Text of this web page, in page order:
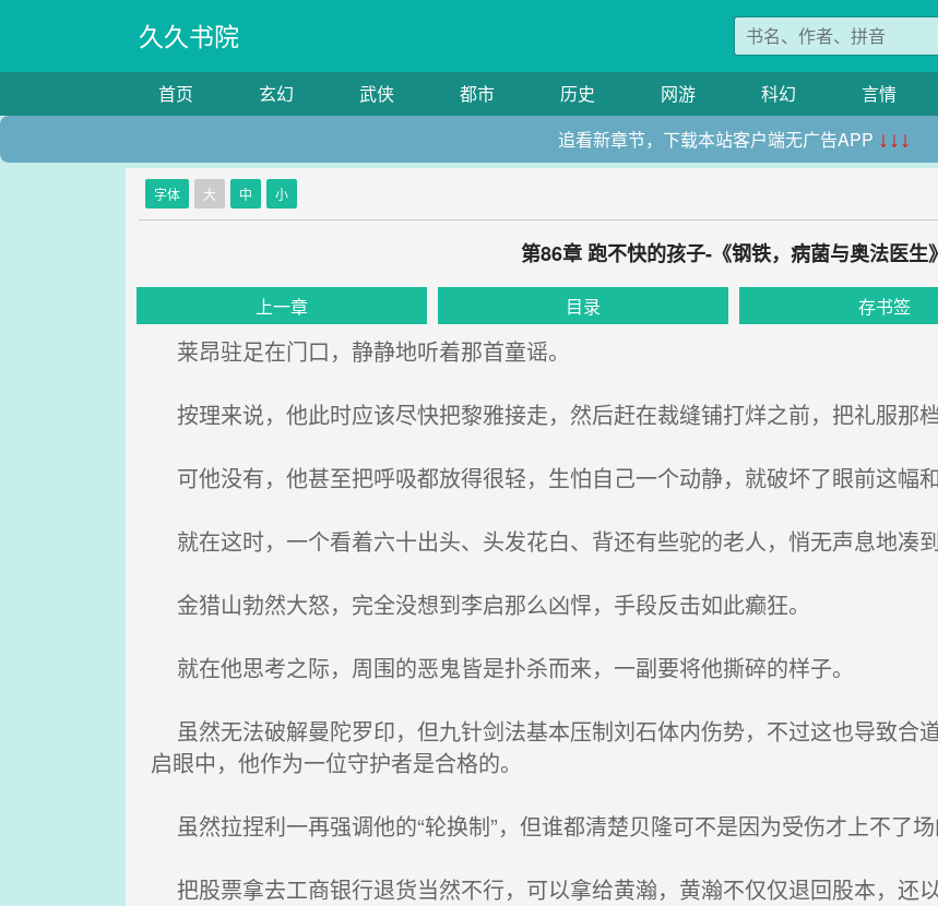
久久书院
首页 玄幻 武侠 都市 历史 网游 科幻 言情
追看新章节，下载本站客户端无广告APP ↓↓↓
字体 大 中 小
第86章 跑不快的孩子-《钢铁，病菌与奥法医生》
上一章 目录 存书签
莱昂驻足在门口，静静地听着那首童谣。
按理来说，他此时应该尽快把黎雅接走，然后赶在裁缝铺打烊之前，把礼服那档
可他没有，他甚至把呼吸都放得很轻，生怕自己一个动静，就破坏了眼前这幅和
就在这时，一个看着六十出头、头发花白、背还有些驼的老人，悄无声息地凑
金猎山勃然大怒，完全没想到李启那么凶悍，手段反击如此癫狂。
就在他思考之际，周围的恶鬼皆是扑杀而来，一副要将他撕碎的样子。
虽然无法破解曼陀罗印，但九针剑法基本压制刘石体内伤势，不过这也导致合
启眼中，他作为一位守护者是合格的。
虽然拉捏利一再强调他的“轮换制”，但谁都清楚贝隆可不是因为受伤才上不了场
把股票拿去工商银行退货当然不行，可以拿给黄瀚，黄瀚不仅仅退回股本，还